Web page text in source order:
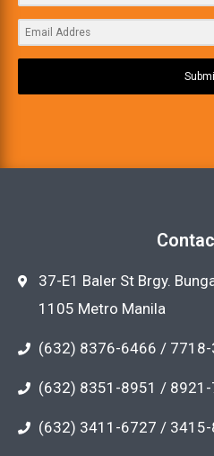
37-E1 Baler St Brgy.
1105 Metro Manila
(632) 8376-6466 / 7718-
(632) 8351-8951 /
(632) 3411-6727 /